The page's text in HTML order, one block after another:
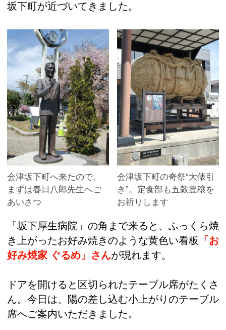
坂下町が近づいてきました。
会津坂下町へ来たので、
まずは春日八郎先生へご
あいさつ
会津坂下町の奇祭“大俵引
き”。定食部も五穀豊穣を
お祈りします
「坂下厚生病院」の角まで来ると、ふっくら焼
き上がったお好み焼きのような黄色い看板 「お
好み焼家 ぐるめ」さんが現れます。
ドアを開けると区切られたテーブル席がたくさ
ん。今日は、陽の差し込む小上がりのテーブル
席へご案内いただきました。